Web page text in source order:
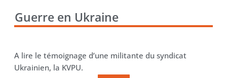
Guerre en Ukraine
A lire le témoignage d’une militante du syndicat
Ukrainien, la KVPU.